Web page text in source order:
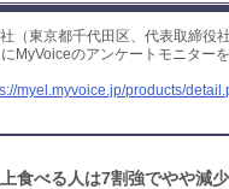
（東京都千代田区、代表取締
MyVoiceのアンケートモニター
myel.myvoice.jp/products/
食べる人は7割強でやや減